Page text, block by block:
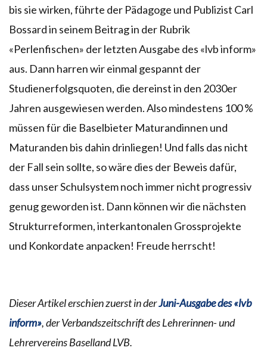
bis sie wirken, führte der Pädagoge und Publizist Carl
Bossard in seinem Beitrag in der Rubrik
«Perlenfischen» der letzten Ausgabe des «lvb inform»
aus. Dann harren wir einmal gespannt der
Studienerfolgsquoten, die dereinst in den 2030er
Jahren ausgewiesen werden. Also mindestens 100 %
müssen für die Baselbieter Maturandinnen und
Maturanden bis dahin drinliegen! Und falls das nicht
der Fall sein sollte, so wäre dies der Beweis dafür,
dass unser Schulsystem noch immer nicht progressiv
genug geworden ist. Dann können wir die nächsten
Strukturreformen, interkantonalen Grossprojekte
und Konkordate anpacken! Freude herrscht!
Dieser Artikel erschien zuerst in derJuni-Ausgabe des «lvb
inform», der Verbandszeitschrift des Lehrerinnen- und
Lehrervereins Baselland LVB.